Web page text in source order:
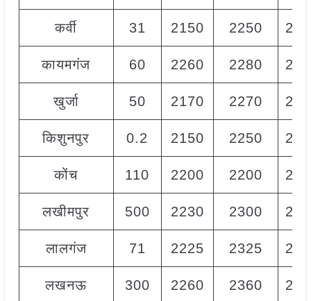
कर्वी 31 2150 2250
कायमगंज 60 2260 2280
खुर्जा 50 2170 2270
किशुनपुर 0.2 2150 2250
कोंच 110 2200 2200
लखीमपुर 500 2230 2300
लालगंज 71 2225 2325
लखनऊ 300 2260 2360